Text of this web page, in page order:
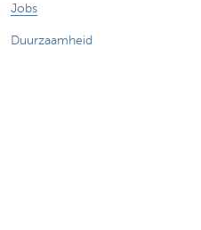
Jobs
Duurzaamheid